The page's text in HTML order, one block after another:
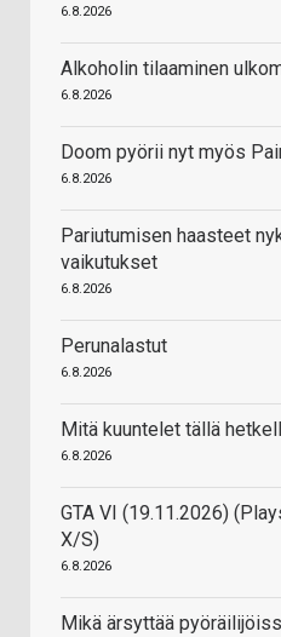
6.8.2026
Alkoholin tilaaminen
6.8.2026
Doom pyörii nyt myös
6.8.2026
Pariutumisen haasteet
vaikutukset
6.8.2026
Perunalastut
6.8.2026
Mitä kuuntelet tällä
6.8.2026
GTA VI (19.11.2026)
X/S)
6.8.2026
Mikä ärsyttää